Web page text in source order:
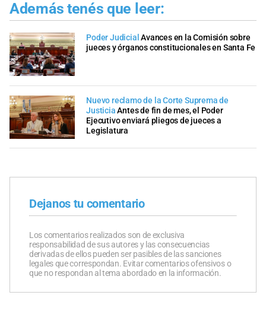
Además tenés que leer:
Poder Judicial Avances en la Comisión sobre
jueces y órganos constitucionales en Santa Fe
Nuevo reclamo de la Corte Suprema de
JusticiaAntes de fin de mes, el Poder
Ejecutivo enviará pliegos de jueces a
Legislatura
Dejanos tu comentario
Los comentarios realizados son de exclusiva
responsabilidad de sus autores y las consecuencias
derivadas de ellos pueden ser pasibles de las sanciones
legales que correspondan. Evitar comentarios ofensivos o
que no respondan al tema abordado en la información.